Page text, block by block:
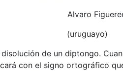
de un diptongo.
con el signo ortográfico